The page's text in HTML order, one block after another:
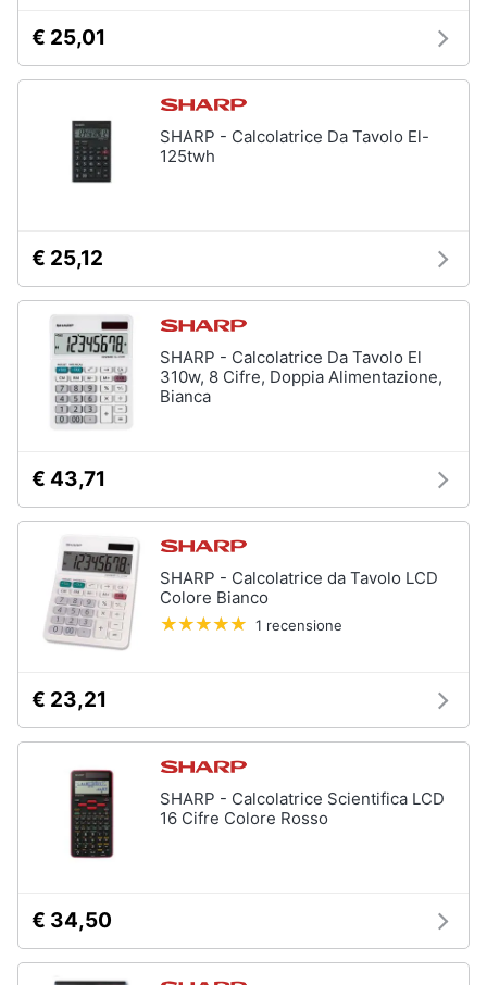
Brico
e
Salute
Beauty
Giocattoli
Prima
infanzia
Fotografia
Abbigliamento
Sport
Animali
Motori
Libri,
Festività
€ 25,01
SHARP - Calcolatrice Da Tavolo El-
125twh
€ 25,12
SHARP - Calcolatrice Da Tavolo El
310w, 8 Cifre, Doppia Alimentazione,
Bianca
€ 43,71
SHARP - Calcolatrice da Tavolo LCD
Colore Bianco
1 recensione
€ 23,21
SHARP - Calcolatrice Scientifica LCD
16 Cifre Colore Rosso
€ 34,50